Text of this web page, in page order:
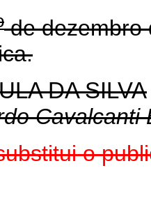
de dezembro
DA SILVA
Cavalcanti
o